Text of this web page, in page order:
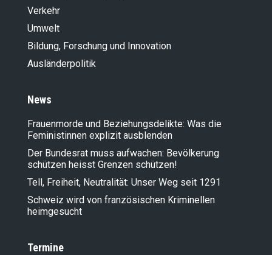
Verkehr
Umwelt
Bildung, Forschung und Innovation
Ausländer­politik
News
Frauenmorde und Beziehungsdelikte: Was die
Feministinnen explizit ausblenden
Der Bundesrat muss aufwachen: Bevölkerung
schützen heisst Grenzen schützen!
Tell, Freiheit, Neutralität: Unser Weg seit 1291
Schweiz wird von französischen Kriminellen
heimgesucht
Termine